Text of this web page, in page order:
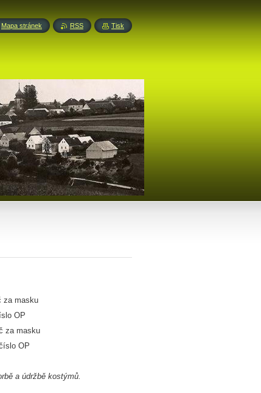
za masku
OP
za masku
OP
a údržbě kostýmů.
Mapa stránek RSS Tisk